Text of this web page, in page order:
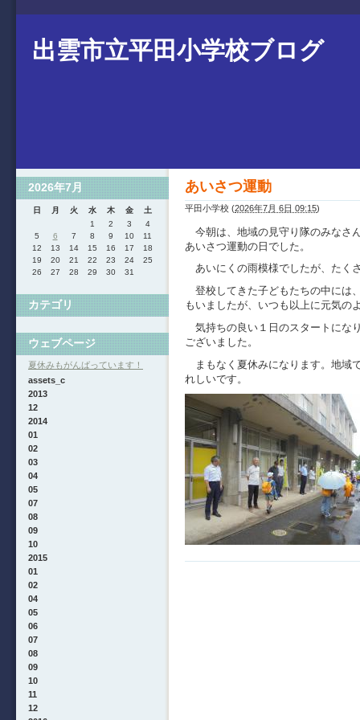
出雲市立平田小学校ブログ
あいさつ運動
平田小学校 (2026年7月 6日 09:15)
今朝は、地域の見守り隊のみなさ
あいさつ運動の日でした。
あいにくの雨模様でしたが、たく
登校してきた子どもたちの中には
もいましたが、いつも以上に元気の
気持ちの良い１日のスタートにな
ございました。
まもなく夏休みになります。地域
れしいです。
2026年7月
日 月 火 水 木 金
土
1
2 3
4
5
6 7 8 9 10
11
12
13 14 15 16 17
18
19
20 21 22 23 24
25
26
27 28 29 30 31
カテゴリ
ウェブページ
夏休みもがんばっています！
assets_c
2013
12
2014
01
02
03
04
05
07
08
09
10
2015
01
02
04
05
06
07
08
09
10
11
12